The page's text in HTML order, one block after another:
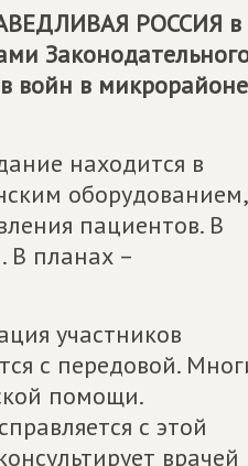
РОССИЯ в
войн в микрорайоне
находится в
оборудованием,
пациентов. В
В планах –
участников
с передовой.
помощи.
с этой
врачей